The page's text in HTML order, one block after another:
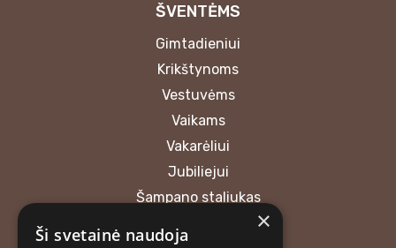
ŠVENTĖMS
Gimtadieniui
Krikštynoms
Vestuvėms
Vaikams
Vakarėliui
Jubiliejui
Šampano staliukas
×
Ši svetainė naudoja